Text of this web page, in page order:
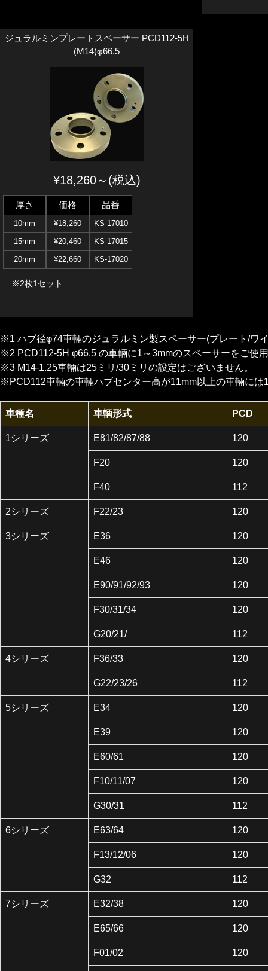
ジュラルミンプレートスペーサー PCD112-5H
(M14)φ66.5
¥18,260～(税込)
厚さ
10mm
15mm
20mm
価格
¥18,260
¥20,460
¥22,660
品番
KS-17010
KS-17015
KS-17020
※2枚1セット
※1 ハブ径φ74車輛のジュラルミン製スペーサー(プレート/ワ
※2 PCD112-5H φ66.5 の車輛に1～3mmのスペーサーをご使
※3 M14-1.25車輛は25ミリ/30ミリの設定はございません。
※PCD112車輛の車輛ハブセンター高が11mm以上の車輛には
車種名 車輌形式 PCD
1シリーズ E81/82/87/88 120
F20 120
F40 112
2シリーズ F22/23 120
3シリーズ E36 120
E46 120
E90/91/92/93 120
F30/31/34 120
G20/21/ 112
4シリーズ F36/33 120
G22/23/26 112
5シリーズ E34 120
E39 120
E60/61 120
F10/11/07 120
G30/31 112
6シリーズ E63/64 120
F13/12/06 120
G32 112
7シリーズ E32/38 120
E65/66 120
F01/02 120